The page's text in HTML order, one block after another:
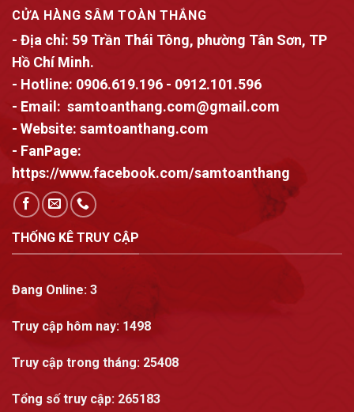
CỬA HÀNG SÂM TOÀN THẮNG
- Địa chỉ: 59 Trần Thái Tông, phường Tân Sơn, TP
Hồ Chí Minh.
- Hotline: 0906.619.196 - 0912.101.596
- Email: samtoanthang.com@gmail.com
- Website: samtoanthang.com
- FanPage:
https://www.facebook.com/samtoanthang
THỐNG KÊ TRUY CẬP
Đang Online: 3
Truy cập hôm nay: 1498
Truy cập trong tháng: 25408
Tổng số truy cập: 265183